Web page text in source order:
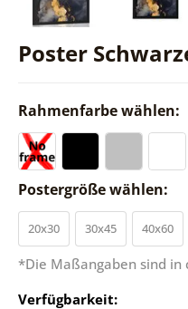
Poster
Rahmenfarbe wählen:
Postergröße wählen:
20x30 30x45 40x60
*Die Maßangaben sind in
Verfügbarkeit: